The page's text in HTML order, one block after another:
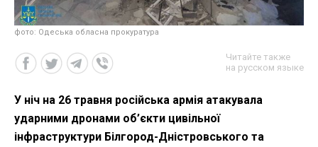
фото: Одеська обласна прокуратура
Читайте также
на русском языке
У ніч на 26 травня російська армія атакувала
ударними дронами об’єкти цивільної
інфраструктури Білгород-Дністровського та